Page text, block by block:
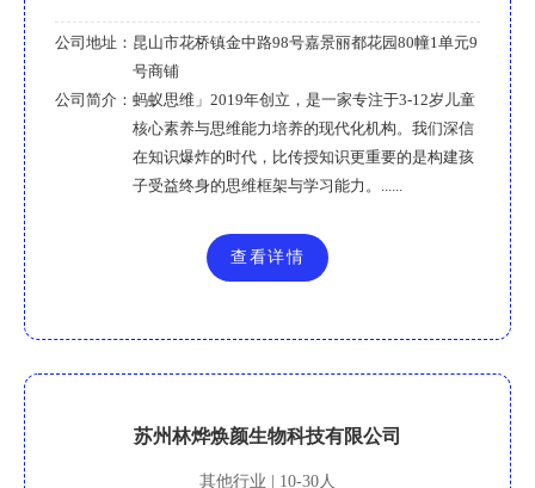
公司地址： 昆山市花桥镇金中路98号嘉景丽都花园80幢1单元9
号商铺
公司简介： 蚂蚁思维」2019年创立，是一家专注于3-12岁儿童
核心素养与思维能力培养的现代化机构。我们深信
在知识爆炸的时代，比传授知识更重要的是构建孩
子受益终身的思维框架与学习能力。......
查看详情
苏州林烨焕颜生物科技有限公司
其他行业 | 10-30人